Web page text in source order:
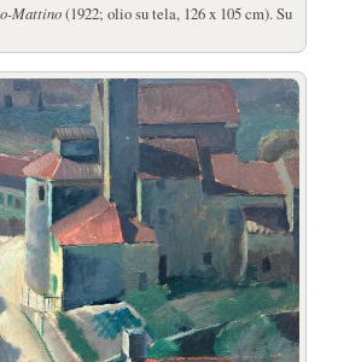
Mattino(1922; olio su tela, 126 x 105 cm). Su